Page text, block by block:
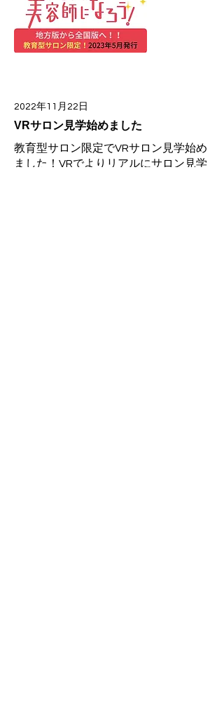
2022年11月22日
VRサロン見学始めました
教育型サロン限定でVRサロン見学始め
ました！VRでよりリアルにサロン見学